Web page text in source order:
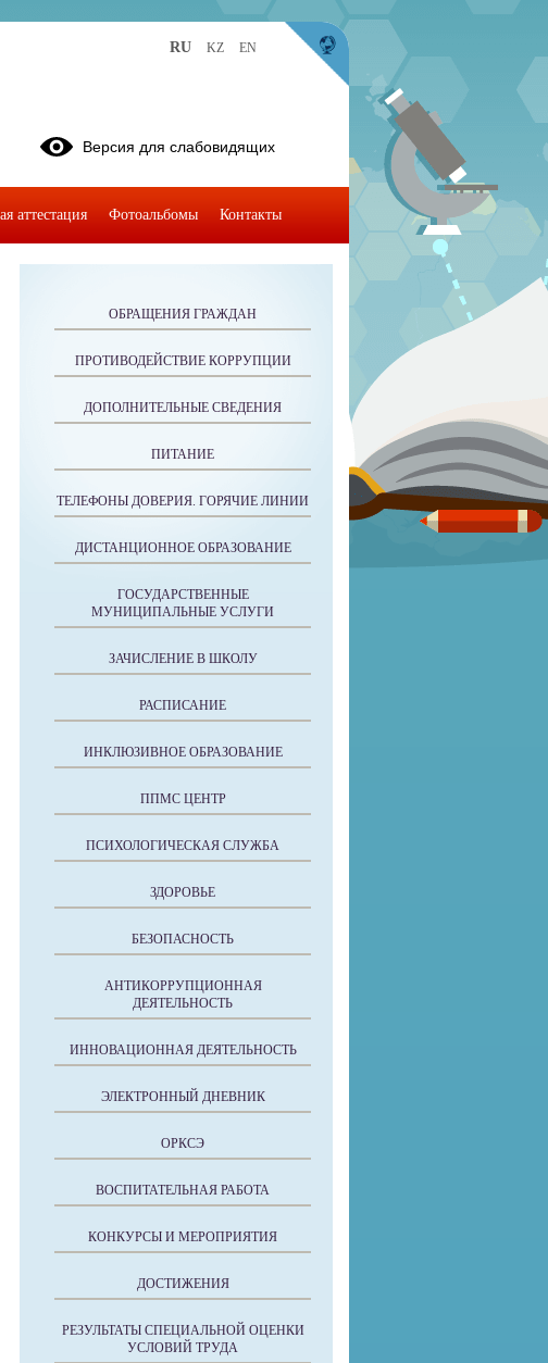
ОБРАЩЕНИЯ ГРАЖДАН
ПРОТИВОДЕЙСТВИЕ КОРРУПЦИИ
ДОПОЛНИТЕЛЬНЫЕ СВЕДЕНИЯ
ПИТАНИЕ
ТЕЛЕФОНЫ ДОВЕРИЯ. ГОРЯЧИЕ ЛИНИИ
ДИСТАНЦИОННОЕ ОБРАЗОВАНИЕ
ГОСУДАРСТВЕННЫЕ
МУНИЦИПАЛЬНЫЕ УСЛУГИ
ЗАЧИСЛЕНИЕ В ШКОЛУ
РАСПИСАНИЕ
ИНКЛЮЗИВНОЕ ОБРАЗОВАНИЕ
ППМС ЦЕНТР
ПСИХОЛОГИЧЕСКАЯ СЛУЖБА
ЗДОРОВЬЕ
БЕЗОПАСНОСТЬ
АНТИКОРРУПЦИОННАЯ
ДЕЯТЕЛЬНОСТЬ
ИННОВАЦИОННАЯ ДЕЯТЕЛЬНОСТЬ
ЭЛЕКТРОННЫЙ ДНЕВНИК
ОРКСЭ
ВОСПИТАТЕЛЬНАЯ РАБОТА
КОНКУРСЫ И МЕРОПРИЯТИЯ
ДОСТИЖЕНИЯ
РЕЗУЛЬТАТЫ СПЕЦИАЛЬНОЙ ОЦЕНКИ
УСЛОВИЙ ТРУДА
Версия для слабовидящих
RU KZ EN
аттестация Фотоальбомы Контакты